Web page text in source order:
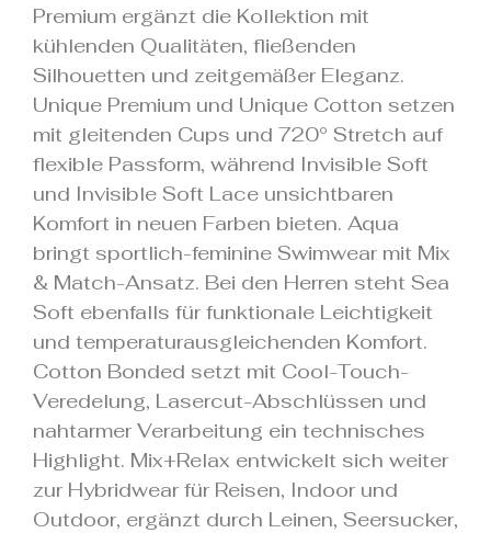
Premium ergänzt die Kollektion mit
kühlenden Qualitäten, fließenden
Silhouetten und zeitgemäßer Eleganz.
Unique Premium und Unique Cotton setzen
mit gleitenden Cups und 720° Stretch auf
flexible Passform, während Invisible Soft
und Invisible Soft Lace unsichtbaren
Komfort in neuen Farben bieten. Aqua
bringt sportlich-feminine Swimwear mit Mix
& Match-Ansatz. Bei den Herren steht Sea
Soft ebenfalls für funktionale Leichtigkeit
und temperaturausgleichenden Komfort.
Cotton Bonded setzt mit Cool-Touch-
Veredelung, Lasercut-Abschlüssen und
nahtarmer Verarbeitung ein technisches
Highlight. Mix+Relax entwickelt sich weiter
zur Hybridwear für Reisen, Indoor und
Outdoor, ergänzt durch Leinen, Seersucker,